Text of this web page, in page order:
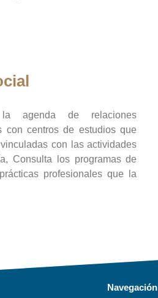
agenda de relaciones
con centros de estudios que
con las actividades
Consulta los programas de
profesionales que la
Navegación